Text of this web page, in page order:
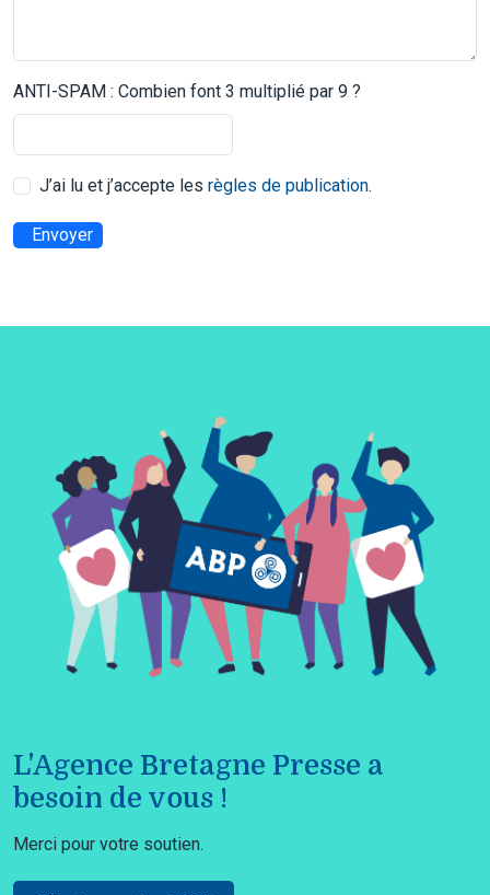
ANTI-SPAM : Combien font 3 multiplié par 9 ?
J’ai lu et j’accepte les règles de publication.
Envoyer
L'Agence Bretagne Presse a
besoin de vous !
Merci pour votre soutien.